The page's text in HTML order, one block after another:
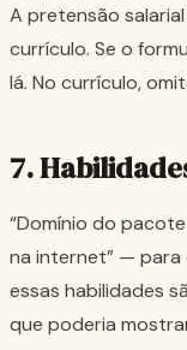
A pretensão
currículo. Se o
lá. No currículo,
7.
“Domínio do pacote
na internet” — para
essas habilidades
que poderia